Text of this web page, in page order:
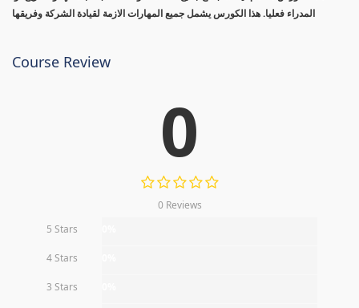
المدراء فعليا. هذا الكورس يشمل جميع المهارات الازمة لقيادة الشركة وفريقها
Course Review
0
0 Reviews
5 Stars
4 Stars
3 Stars